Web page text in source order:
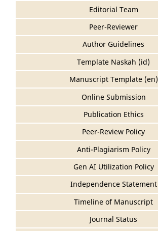
Editorial Team
Peer-Reviewer
Author Guidelines
Template Naskah (id)
Manuscript Template (en)
Online Submission
Publication Ethics
Peer-Review Policy
Anti-Plagiarism Policy
Gen AI Utilization Policy
Independence Statement
Timeline of Manuscript
Journal Status